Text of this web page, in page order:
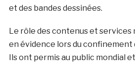
et des bandes dessinées.
Le rôle des contenus et services
en évidence lors du confinement
Ils ont permis au public mondial